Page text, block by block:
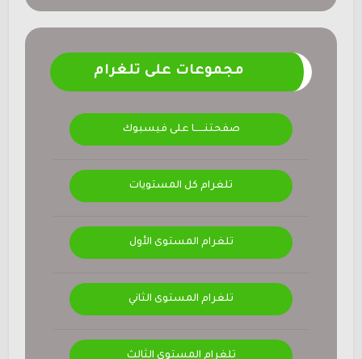
مجموعات على تلغرام
صفحتنــــــا على فيسبوك
تلغرام كل المستويات
تلغرام المستوى الأول
تلغرام المستوى الثاني
تلغرام المستوى الثالث